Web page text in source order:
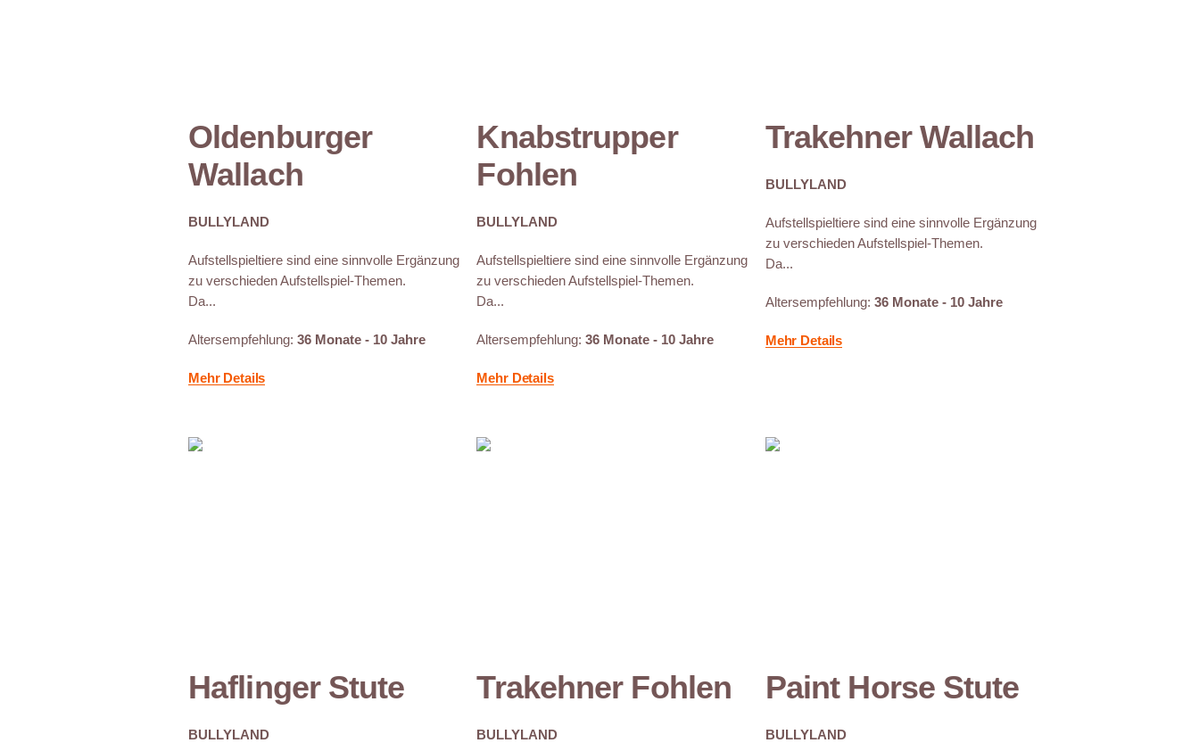
Oldenburger
Wallach
BULLYLAND
Aufstellspieltiere sind eine sinnvolle Ergänzung
zu verschieden Aufstellspiel-Themen.
Da...
Altersempfehlung:36 Monate - 10 Jahre
Mehr Details
Knabstrupper
Fohlen
BULLYLAND
Aufstellspieltiere sind eine sinnvolle Ergänzung
zu verschieden Aufstellspiel-Themen.
Da...
Altersempfehlung:36 Monate - 10 Jahre
Mehr Details
Trakehner Wallach
BULLYLAND
Aufstellspieltiere sind eine sinnvolle Ergänzung
zu verschieden Aufstellspiel-Themen.
Da...
Altersempfehlung: 36 Monate - 10 Jahre
Mehr Details
Haflinger Stute
BULLYLAND
Trakehner Fohlen
BULLYLAND
Paint Horse Stute
BULLYLAND